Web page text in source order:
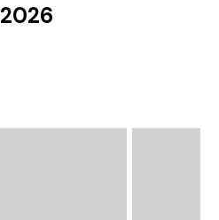
2026